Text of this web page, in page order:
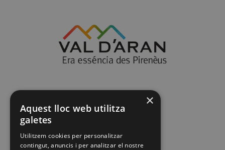
×
Aquest lloc web utilitza
galetes
Utilitzem cookies per personalitzar
contingut, anuncis i per analitzar el nostre